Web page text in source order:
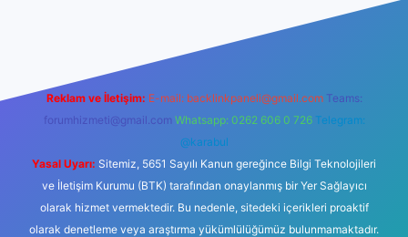
Reklam ve İletişim: E-mail: backlinkpaneli@gmail.com Teams:
forumhizmeti@gmail.com Whatsapp: 0262 606 0 726 Telegram:
@karabul
Yasal Uyarı: Sitemiz, 5651 Sayılı Kanun gereğince Bilgi Teknolojileri
ve İletişim Kurumu (BTK) tarafından onaylanmış bir Yer Sağlayıcı
olarak hizmet vermektedir. Bu nedenle, sitedeki içerikleri proaktif
olarak denetleme veya araştırma yükümlülüğümüz bulunmamaktadır.